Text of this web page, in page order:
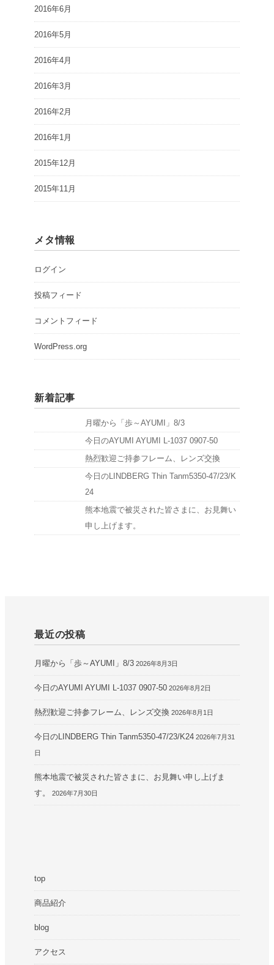
2016年6月
2016年5月
2016年4月
2016年3月
2016年2月
2016年1月
2015年12月
2015年11月
メタ情報
ログイン
投稿フィード
コメントフィード
WordPress.org
新着記事
月曜から「歩～AYUMI」8/3
今日のAYUMI AYUMI L-1037 0907-50
熱烈歓迎ご持参フレーム、レンズ交換
今日のLINDBERG Thin Tanm5350-47/23/K
24
熊本地震で被災された皆さまに、お見舞い
申し上げます。
最近の投稿
月曜から「歩～AYUMI」8/3 2026年8月3日
今日のAYUMI AYUMI L-1037 0907-50 2026年8月2日
熱烈歓迎ご持参フレーム、レンズ交換 2026年8月1日
今日のLINDBERG Thin Tanm5350-47/23/K24 2026年7月31
日
熊本地震で被災された皆さまに、お見舞い申し上げま
す。
2026年7月30日
top
商品紹介
blog
アクセス